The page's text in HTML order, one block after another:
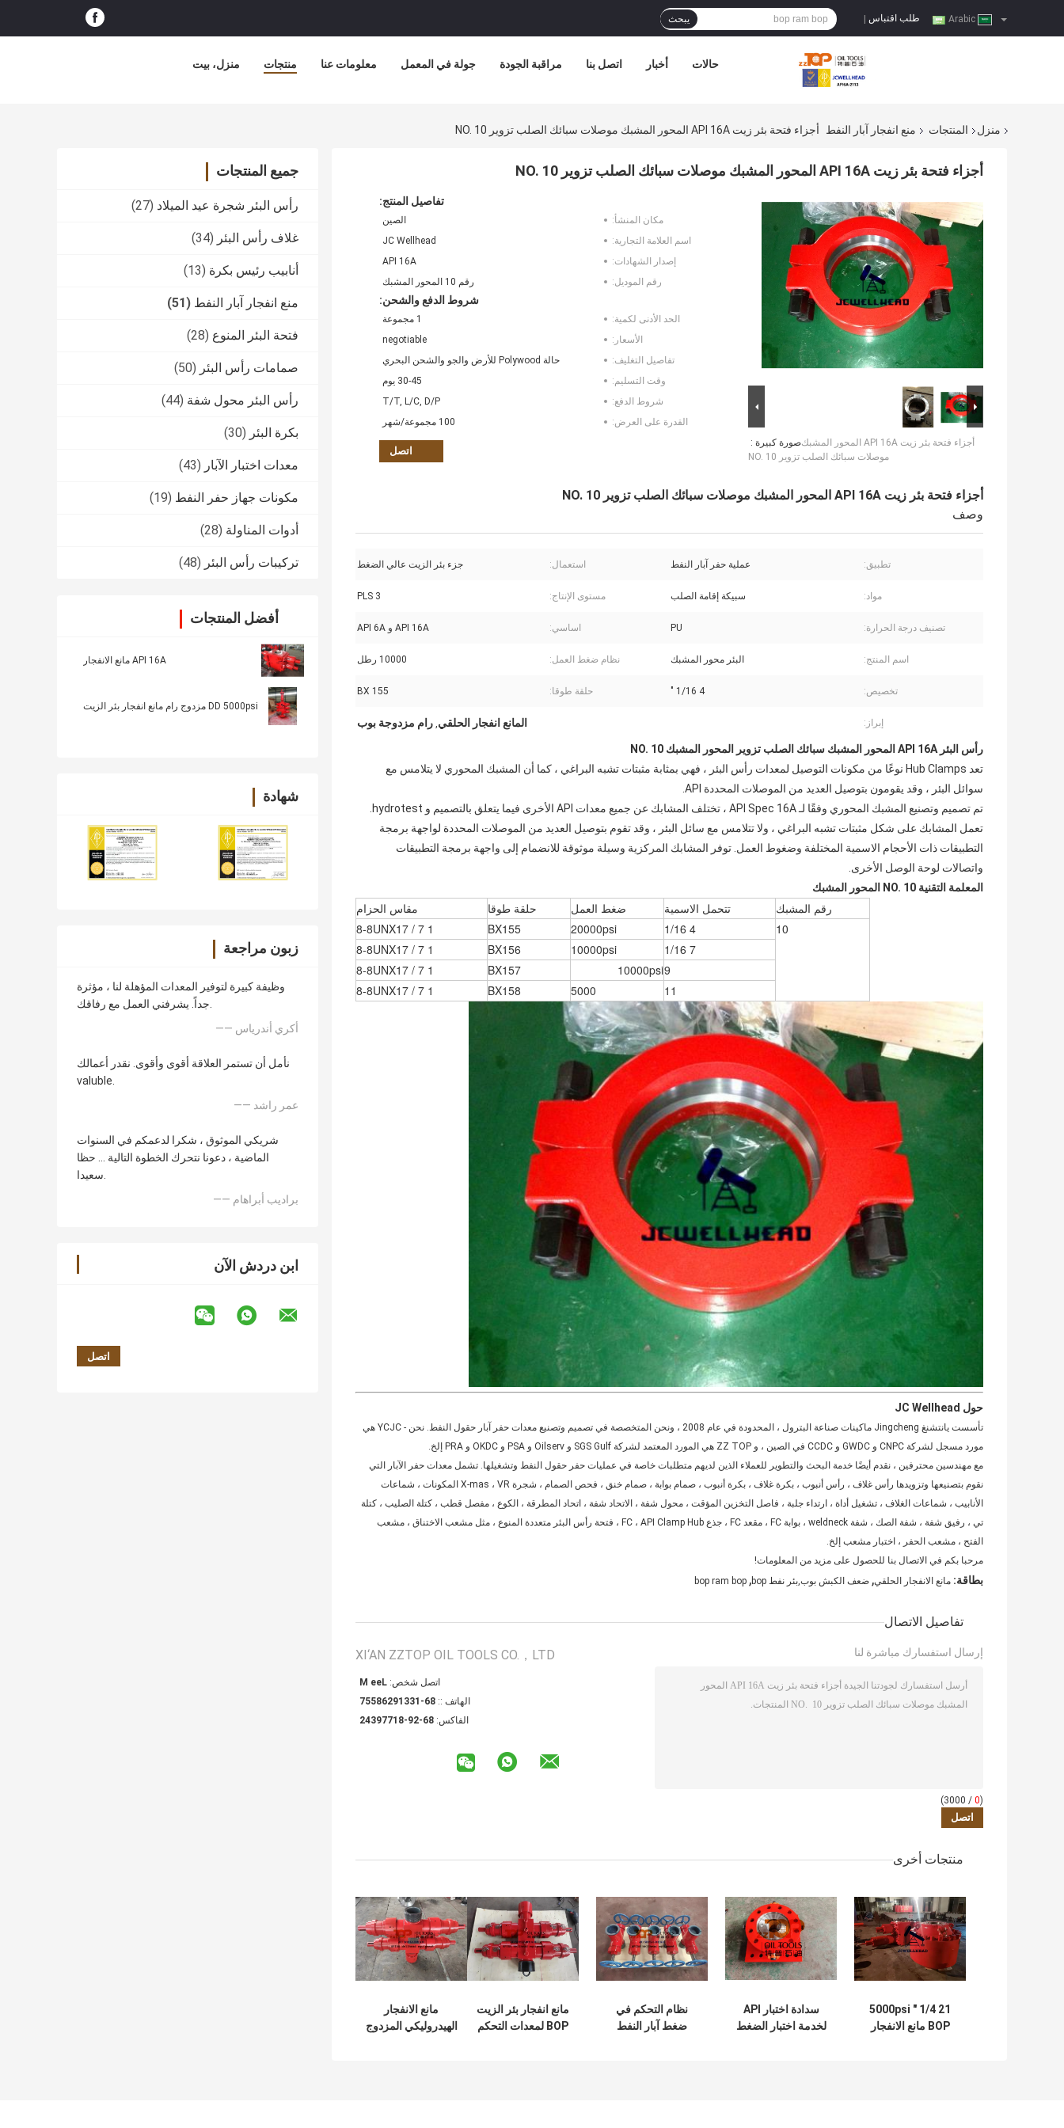
طلب اقتباس يبحث
منزل، بيت منتجات معلومات عنا جولة في المعمل مراقبة الجودة اتصل بنا أخبار حالات
منزل المنتجات منع انفجار آبار النفط أجزاء فتحة بئر زيت API 16A المحور المشبك موصلات سبائك الصلب تزوير NO. 10
جميع المنتجات
رأس البئر شجرة عيد الميلاد (27)
غلاف رأس البئر (34)
أنابيب رئيس بكرة (13)
منع انفجار آبار النفط (51)
فتحة البئر المنوع (28)
صمامات رأس البئر (50)
رأس البئر محول شفة (44)
بكرة البئر (30)
معدات اختبار الآبار (43)
مكونات جهاز حفر النفط (19)
أدوات المناولة (28)
تركيبات رأس البئر (48)
أفضل المنتجات
API 16A مانع الانفجار
DD 5000psi مزدوج رام مانع انفجار بئر الزيت
شهادة
زبون مراجعة
وظيفة كبيرة لتوفير المعدات المؤهلة لنا ، مؤثرة
جداً. يشرفني العمل مع رفاقك.
—— أكري أندرياس
نأمل أن تستمر العلاقة أقوى وأقوى. نقدر أعمالك
valuble.
—— عمر راشد
شريكي الموثوق ، شكرا لدعمكم في السنوات
الماضية ، دعونا نتحرك الخطوة التالية ... حظا
سعيدا.
—— براديب أبراهام
ابن دردش الآن
أجزاء فتحة بئر زيت API 16A المحور المشبك موصلات سبائك الصلب تزوير NO. 10
صورة كبيرة :أجزاء فتحة بئر زيت API 16A المحور المشبك
موصلات سبائك الصلب تزوير NO. 10
تفاصيل المنتج:
مكان المنشأ:
الصين
اسم العلامة التجارية:
JC Wellhead
إصدار الشهادات:
API 16A
رقم الموديل:
رقم 10 المحور المشبك
شروط الدفع والشحن:
الحد الأدنى لكمية:
1 مجموعة
الأسعار:
negotiable
تفاصيل التغليف:
حالة Polywood للأرض والجو والشحن البحري
وقت التسليم:
30-45 يوم
شروط الدفع:
T/T, L/C, D/P
القدرة على العرض:
100 مجموعة/شهر
اتصل
أجزاء فتحة بئر زيت API 16A المحور المشبك موصلات سبائك الصلب تزوير NO. 10
وصف
تطبيق: عملية حفر آبار النفط استعمال: جزء بئر الزيت عالي الضغط
مواد: سبيكة إقامة الصلب مستوى الإنتاج: PLS 3
تصنيف درجة الحرارة: PU اساسي: API 16A و API 6A
اسم المنتج: البئر محور المشبك نظام ضغط العمل: 10000 رطل
تخصيص: 4 1/16 " حلقة طوقا: BX 155
إبراز: المانع انفجار الحلقي, رام مزدوجة بوب
رأس البئر API 16A المحور المشبك سبائك الصلب تزوير المحور المشبك NO.
10
تعد Hub Clamps نوعًا من مكونات التوصيل لمعدات رأس البئر ، فهي بمثابة مثبتات تشبه البراغي ، كما أن المشبك المحوري لا يتلامس مع
سوائل البئر ، وقد يقومون بتوصيل العديد من الموصلات المحددة API.
تم تصميم وتصنيع المشبك المحوري وفقًا لـ API Spec 16A ، تختلف المشابك عن جميع معدات API الأخرى فيما يتعلق بالتصميم و hydrotest.
تعمل المشابك على شكل مثبتات تشبه البراغي ، ولا تتلامس مع سائل البئر ، وقد تقوم بتوصيل العديد من الموصلات المحددة لواجهة برمجة
التطبيقات ذات الأحجام الاسمية المختلفة وضغوط العمل. توفر المشابك المركزية وسيلة موثوقة للانضمام إلى واجهة برمجة التطبيقات
واتصالات لوحة الوصل الأخرى.
المعلمة التقنية NO. 10 المحور المشبك
رقم المشبك تتحمل الاسمية ضغط العمل حلقة طوقا
مقاس الحزام
10
4 1/16
20000psi
BX155
1 7 / 8-8UNX17
7 1/16
10000psi
BX156
1 7 / 8-8UNX17
9
10000psi
BX157
1 7 / 8-8UNX17
11
5000
BX158
1 7 / 8-8UNX17
حول JC Wellhead
تأسست يانتشنغ Jingcheng ماكينات صناعة البترول ، المحدودة في عام 2008 ، ونحن المتخصصة في تصميم وتصنيع معدات حفر آبار حقول النفط. نحن - YCJC هي
مورد مسجل لشركة CNPC و GWDC و CCDC في الصين ، و ZZ TOP هي المورد المعتمد لشركة SGS Gulf و Oilserv و PSA و OKDC و PRA إلخ.
مع مهندسين محترفين ، نقدم أيضًا خدمة البحث والتطوير للعملاء الذين لديهم متطلبات خاصة في عمليات حفر حقول النفط وتشغيلها. تشمل معدات حفر الآبار التي
نقوم بتصنيعها وتزويدها رأس غلاف ، رأس أنبوب ، بكرة غلاف ، بكرة أنبوب ، صمام بوابة ، صمام خنق ، فحص الصمام ، شجرة X-mas ، VR المكونات ، شماعات
الأنابيب ، شماعات الغلاف ، تشغيل أداة ، ارتداء جلبة ، فاصل التخزين المؤقت ، محول شفة ، الاتحاد شفة ، اتحاد المطرقة ، الكوع ، مفصل قطب ، كتلة الصليب ، كتلة
تي ، رفيق شفة ، شفة الصك ، شفة weldneck ، بوابة FC ، مقعد FC ، جذع FC ، API Clamp Hub ، فتحة رأس البئر متعددة المنوع ، مثل مشعب الاختناق ، مشعب
الفتح ، مشعب الحفر ، اختبار مشعب إلخ.
مرحبا بكم في الاتصال بنا للحصول على مزيد من المعلومات!
بطاقة: مانع الانفجار الحلقي, ضعف الكبش بوب,بئر نفط bop ,
bop ram bop
تفاصيل الاتصال
XI‘AN ZZTOP OIL TOOLS CO.，LTD
اتصل شخص: Lee M
الهاتف :: 86-13319268557
الفاكس: 86-29-81779342
إرسال استفسارك مباشرة لنا
(
0
/ 3000)
منتجات أخرى
21 1/4 ″ 5000psi
BOP مانع الانفجار
سدادة اختبار API
لخدمة اختبار الضغط
نظام التحكم في
ضغط آبار النفط
مانع انفجار بئر الزيت
BOP لمعدات التحكم
مانع الانفجار
الهيدروليكي المزدوج